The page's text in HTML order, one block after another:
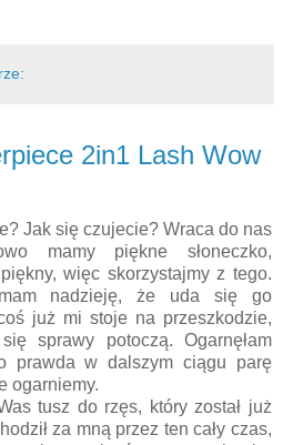
2in1 Lash Wow
Jak się czujecie? Wraca do nas
mamy piękne słoneczko,
więc skorzystajmy z tego.
nadzieję, że uda się go
już mi stoje na przeszkodzie,
sprawy potoczą. Ogarnęłam
prawda w dalszym ciągu parę
ogarniemy.
tusz do rzęs, który został już
za mną przez ten cały czas,